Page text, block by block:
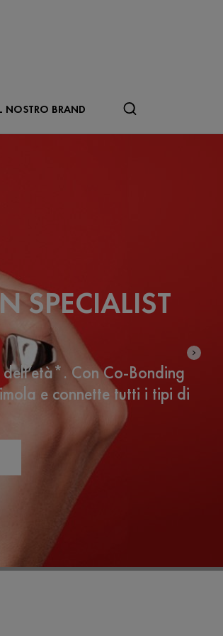
NOSTRO BRAND
SPECIALIST
Con Co-Bonding
e connette tutti i tipi di